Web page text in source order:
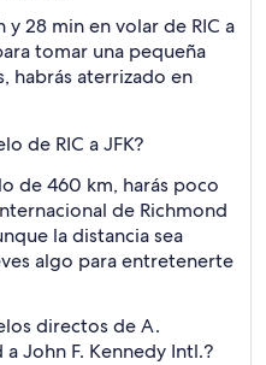
y 28 min en volar de RIC a
tomar una pequeña
habrás aterrizado en
de RIC a JFK?
de 460 km, harás poco
de Richmond
la distancia sea
algo para entretenerte
directos de A.
John F. Kennedy Intl.?